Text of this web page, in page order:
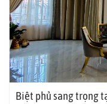
Biệt phủ sang trọng